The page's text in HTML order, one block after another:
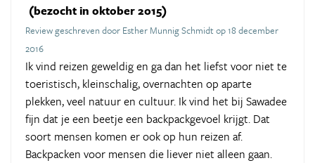
(bezocht in oktober 2015)
Review geschreven door Esther Munnig Schmidt op 18 december
2016
Ik vind reizen geweldig en ga dan het liefst voor niet te
toeristisch, kleinschalig, overnachten op aparte
plekken, veel natuur en cultuur. Ik vind het bij Sawadee
fijn dat je een beetje een backpackgevoel krijgt. Dat
soort mensen komen er ook op hun reizen af.
Backpacken voor mensen die liever niet alleen gaan.